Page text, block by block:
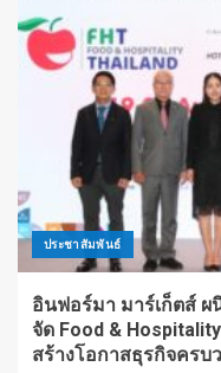
ประชาสัมพันธ์
อินฟอร์มา มาร์เก็ตส์ ผ
จัด Food &
สร้างโอกาสธุรกิจครบ